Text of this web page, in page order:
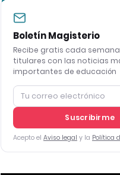
Boletín Magisterio
Recibe gratis cada
titulares con las noticias
importantes de educación
Suscribirme
Acepto el Aviso legal y la Política